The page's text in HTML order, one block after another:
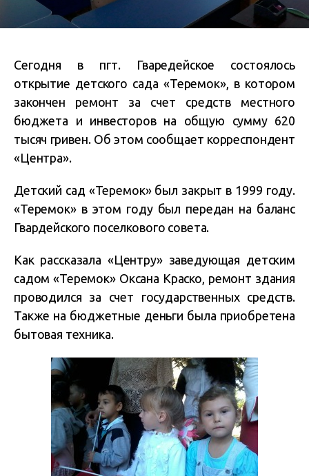
Сегодня в пгт. Гваредейское состоялось
открытие детского сада «Теремок», в котором
закончен ремонт за счет средств местного
бюджета и инвесторов на общую сумму 620
тысяч гривен. Об этом сообщает корреспондент
«Центра».
Детский сад «Теремок» был закрыт в 1999 году.
«Теремок» в этом году был передан на баланс
Гвардейского поселкового совета.
Как рассказала «Центру» заведующая детским
садом «Теремок» Оксана Краско, ремонт здания
проводился за счет государственных средств.
Также на бюджетные деньги была приобретена
бытовая техника.